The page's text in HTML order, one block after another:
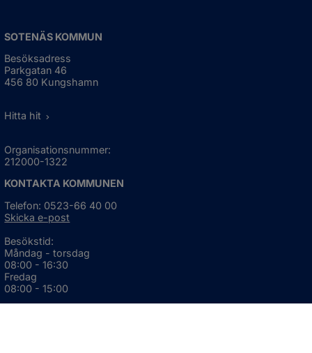
SOTENÄS KOMMUN
Besöksadress
Parkgatan 46
456 80 Kungshamn
Hitta hit
Organisationsnummer:
212000-1322
KONTAKTA KOMMUNEN
Telefon: 0523-66 40 00
Skicka e-post
Besökstid:
Måndag - torsdag
08:00 - 16:30
Fredag
08:00 - 15:00